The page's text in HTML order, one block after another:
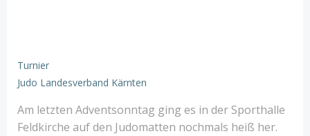
Turnier
Judo Landesverband Kärnten
Am letzten Adventsonntag ging es in der Sporthalle
Feldkirche auf den Judomatten nochmals heiß her.